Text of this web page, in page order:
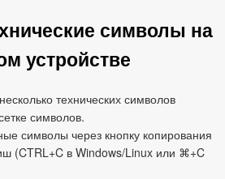
символы на
устройстве
технических символов
символов.
символы через кнопку копирования
(CTRL+C в Windows/Linux или ⌘+C